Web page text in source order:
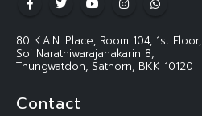
80 K.A.N. Place, Room 104, 1st Floor,
Soi Narathiwarajanakarin 8,
Thungwatdon, Sathorn, BKK 10120
Contact